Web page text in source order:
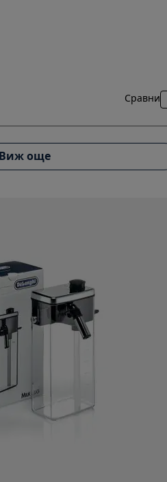
Сравни
Виж още